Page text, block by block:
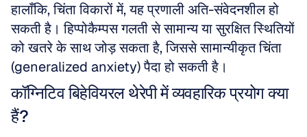
हालाँकि, चिंता विकारों में, यह प्रणाली अति-संवेदनशील हो
सकती है। हिप्पोकैम्पस गलती से सामान्य या सुरक्षित स्थितियों
को खतरे के साथ जोड़ सकता है, जिससे सामान्यीकृत चिंता
(generalized anxiety) पैदा हो सकती है।
कॉग्निटिव बिहेवियरल थेरेपी में व्यवहारिक प्रयोग क्या
हैं?